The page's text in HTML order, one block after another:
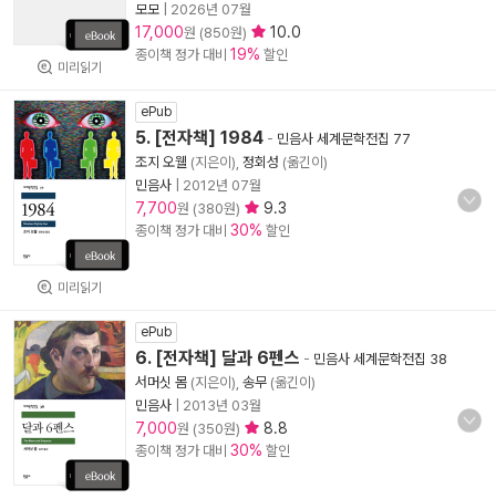
미리읽기
모모
2026년 07월
17,000원 (850원) 10.0
종이책 정가 대비 19% 할인
미리읽기
ePub
5. [전자책] 1984 - 민음사 세계문학전집 77
조지 오웰 (지은이), 정회성 (옮긴이)
민음사
2012년 07월
7,700원 (380원) 9.3
종이책 정가 대비 30% 할인
ePub
6. [전자책] 달과 6펜스 - 민음사 세계문학전집 38
서머싯 몸 (지은이), 송무 (옮긴이)
민음사
2013년 03월
7,000원 (350원) 8.8
종이책 정가 대비 30% 할인